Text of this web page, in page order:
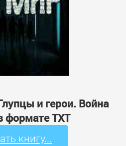
и герои. Война
формате TXT
книгу...